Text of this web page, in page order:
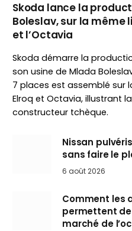
Skoda lance la
Boleslav, sur la même
et l’Octavia
Skoda démarre la
son usine de Mlada
7 places est assemblé sur
Elroq et Octavia, illustrant
constructeur tchèque.
Nissan
sans faire le
6 août 2026
Comment les
permettent
marché de